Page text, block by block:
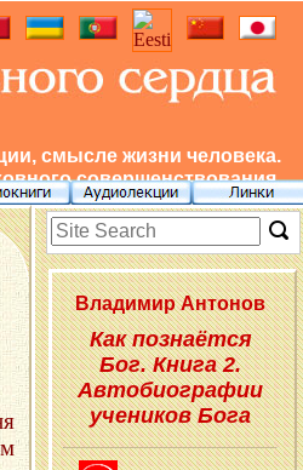
смысле жизни человека.
совершенствования.
Вла­ди­мир Ан­то­нов
Как познаётся
Бог. Книга 2.
Автобиографии
учеников Бога